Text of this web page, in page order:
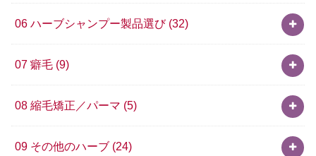
06 ハーブシャンプー製品選び (32)
07 癖毛 (9)
08 縮毛矯正／パーマ (5)
09 その他のハーブ (24)